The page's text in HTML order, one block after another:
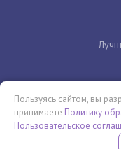
Бесплатная
Пользуясь сайтом, вы
принимаете Политику
Пользовательское